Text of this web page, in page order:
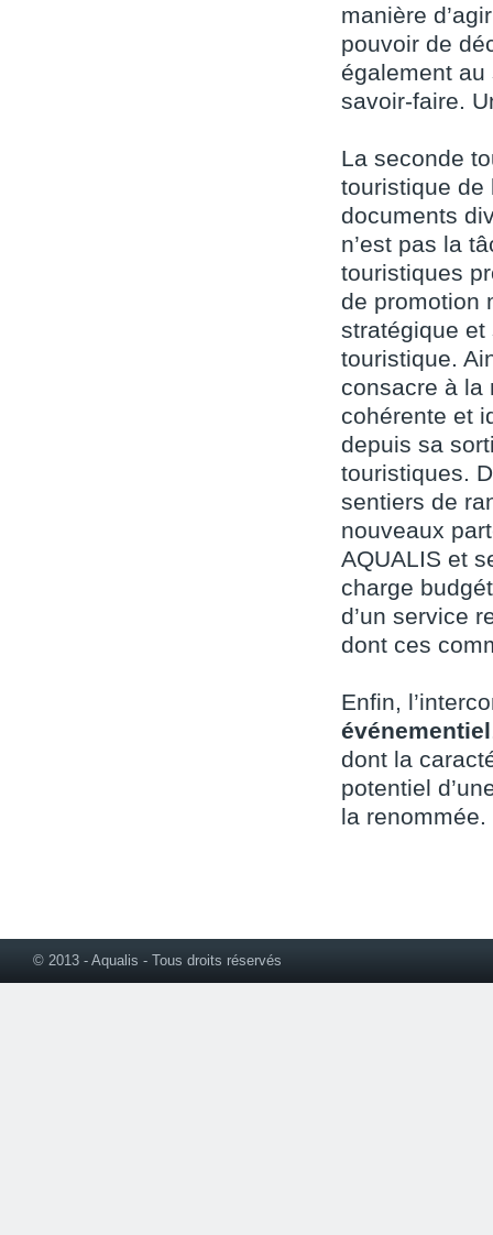
manière
pouvoir de
également
savoir-faire.
La seconde
touristique de
documents
n’est pas la
touristiques
de promotion
stratégique et
touristique.
consacre à la
cohérente et
depuis sa
touristiques.
sentiers de
nouveaux
AQUALIS et
charge
d’un service
dont ces
Enfin,
événementiel
dont la
potentiel
la renommée.
© 2013 - Aqualis - Tous droits réservés